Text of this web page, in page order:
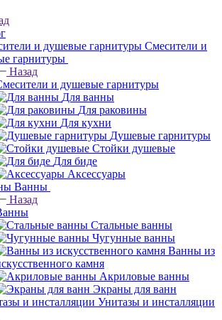
Смесители и
гарнитуры
Назад
и душевые гарнитуры
Для ванны
Для раковины
Для кухни
Душевые гарнитуры
Стойки душевые
Для биде
Аксессуары
Ванны
Назад
Стальные ванны
Чугунные ванны
Ванны из
камня
Акриловые ванны
Экраны для ванн
Унитазы и инсталляции